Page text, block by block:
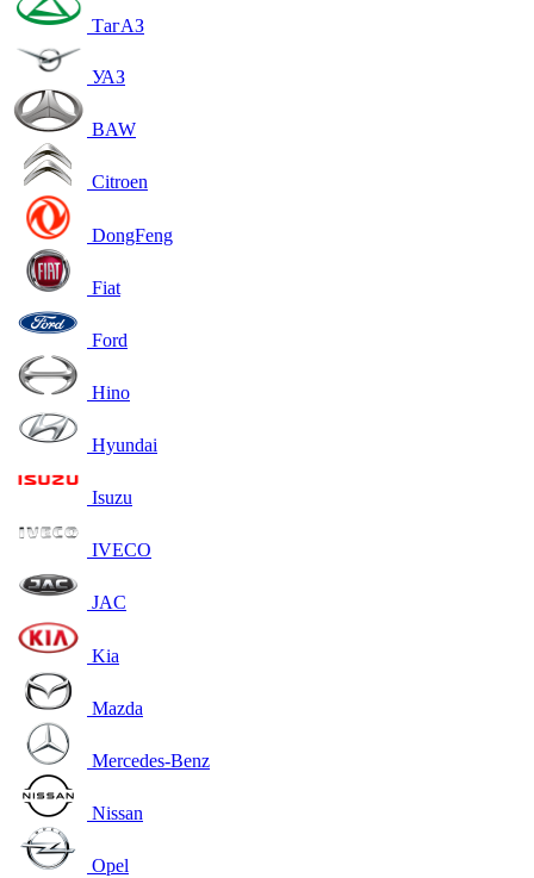
ТагАЗ
УАЗ
BAW
Citroen
DongFeng
Fiat
Ford
Hino
Hyundai
Isuzu
IVECO
JAC
Kia
Mazda
Mercedes-Benz
Nissan
Opel